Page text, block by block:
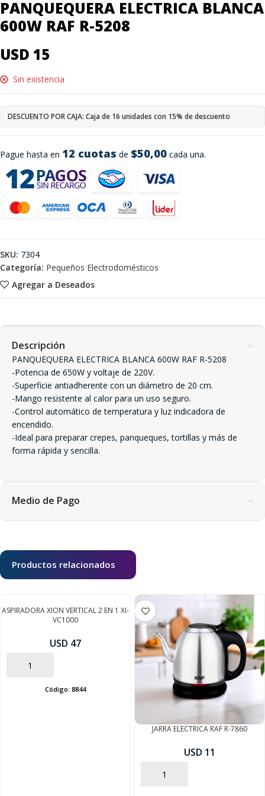
PANQUEQUERA ELECTRICA BLANCA
600W RAF R-5208
USD 15
Pague hasta en 12 cuotas de $50,00 cada una.
Sin existencia
DESCUENTO POR CAJA: Caja de 16 unidades con 15% de descuento
Agregar a Deseados
SKU: 7304
Categoría: Pequeños Electrodomésticos
Descripción
PANQUEQUERA ELECTRICA BLANCA 600W RAF R-5208
-Potencia de 650W y voltaje de 220V.
-Superficie antiadherente con un diámetro de 20 cm.
-Mango resistente al calor para un uso seguro.
-Control automático de temperatura y luz indicadora de
encendido.
-Ideal para preparar crepes, panqueques, tortillas y más de
forma rápida y sencilla.
Medio de Pago
Productos relacionados
ASPIRADORA XION VERTICAL 2 EN 1 XI-
VC1000
USD 47
AÑADIR
Código: 8844
JARRA ELECTRICA RAF R-7860
USD 11
AÑADIR